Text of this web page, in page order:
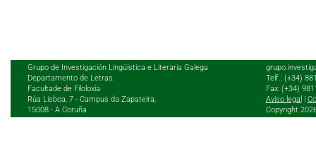
Grupo de Investigación Lingüística e Literaria Galega
Departamento de Letras.
Facultade de Filoloxía
Rúa Lisboa, 7 - Campus da Zapateira,
15008 - A Coruña
Telf.: (+34)
Fax: (+34)
Aviso legal
Copyright